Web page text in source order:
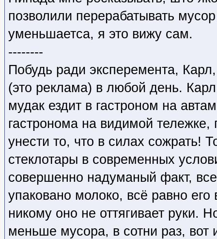
позволили перерабатывать
уменьшаетса, я это вижу сам.
--------
Побудь ради эксперемента,
(это реклама) в любой день.
мудак ездит в гастроном на
гастронома на видимой
унести то, что в силах сожрать!
стеклотары в современных
совершенно надуманый факт,
упаковано молоко, всё равно
никому оно не оттягивает руки.
меньше мусора, в сотни раз, вот